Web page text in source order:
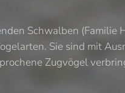
Schwalben
Sie sind mit
Zugvögel